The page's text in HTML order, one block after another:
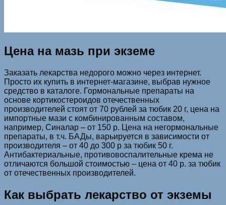
Цена на мазь при экземе
Заказать лекарства недорого можно через интернет.
Просто их купить в интернет-магазине, выбрав нужное
средство в каталоге. Гормональные препараты на
основе кортикостероидов отечественных
производителей стоят от 70 рублей за тюбик 20 г, цена на
импортные мази с комбинированным составом,
например, Синалар – от 150 р. Цена на негормональные
препараты, в т.ч. БАДы, варьируется в зависимости от
производителя – от 40 до 300 р за тюбик 50 г.
Антибактериальные, противовоспалительные крема не
отличаются большой стоимостью – цена от 40 р. за тюбик
от отечественных производителей.
Как выбрать лекарство от экземы